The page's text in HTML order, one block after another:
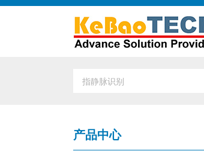
产品中心